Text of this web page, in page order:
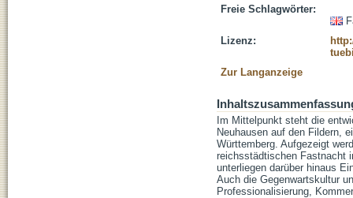
Freie Schlagwörter:
Lizenz:
Zur Langanzeige
Im Mittelpunkt steht die
Neuhausen auf den Fildern,
Württemberg. Aufgezeigt
reichsstädtischen Fastnacht
unterliegen darüber hinaus
Auch die Gegenwartskultur
Professionalisierung,